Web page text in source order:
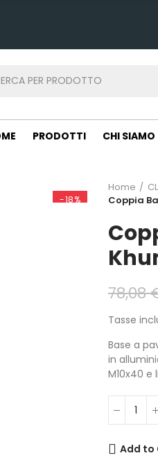
PRODOTTI CHI SIAMO
-18%
Home
Coppia
78,08
Tasse
Base a
in
M10x40 e
Add to